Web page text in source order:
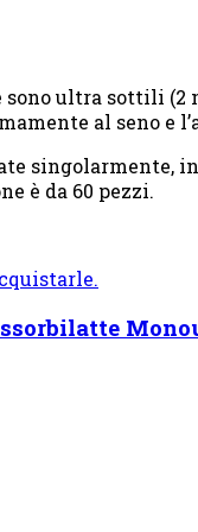
sono ultra sottili (2
al seno e
singolarmente,
è da 60 pezzi.